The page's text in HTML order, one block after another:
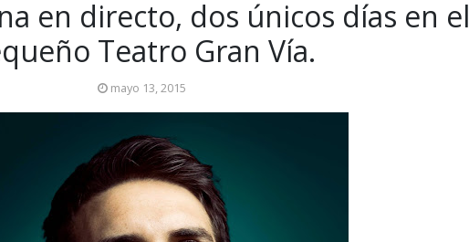
en directo, dos únicos días en el
Teatro Gran Vía.
mayo 13, 2015